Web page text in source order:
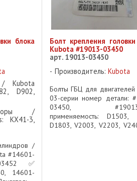
блока
/ Kubota
D902,
/
KX41-3,
/
#14601-
✅
14601-
Болт крепления
Kubota #19013-03450
арт. 19013-03450
Производитель: Kubota
Болты ГБЦ для двигателей
03-серии номер детали:
03450,
применяемость: D1503,
D1803, V2003, V2203,